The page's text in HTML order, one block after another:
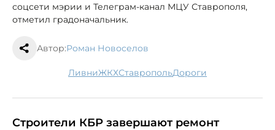
соцсети мэрии и Телеграм-канал МЦУ Ставрополя,
отметил градоначальник.
Автор:Роман Новоселов
ливни ЖКХ Ставрополь дороги
Строители КБР завершают ремонт